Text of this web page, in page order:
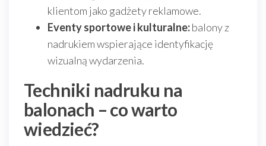
klientom jako gadżety reklamowe.
Eventy sportowe i kulturalne:balony z
nadrukiem wspierające identyfikację
wizualną wydarzenia.
Techniki nadruku na
balonach – co warto
wiedzieć?